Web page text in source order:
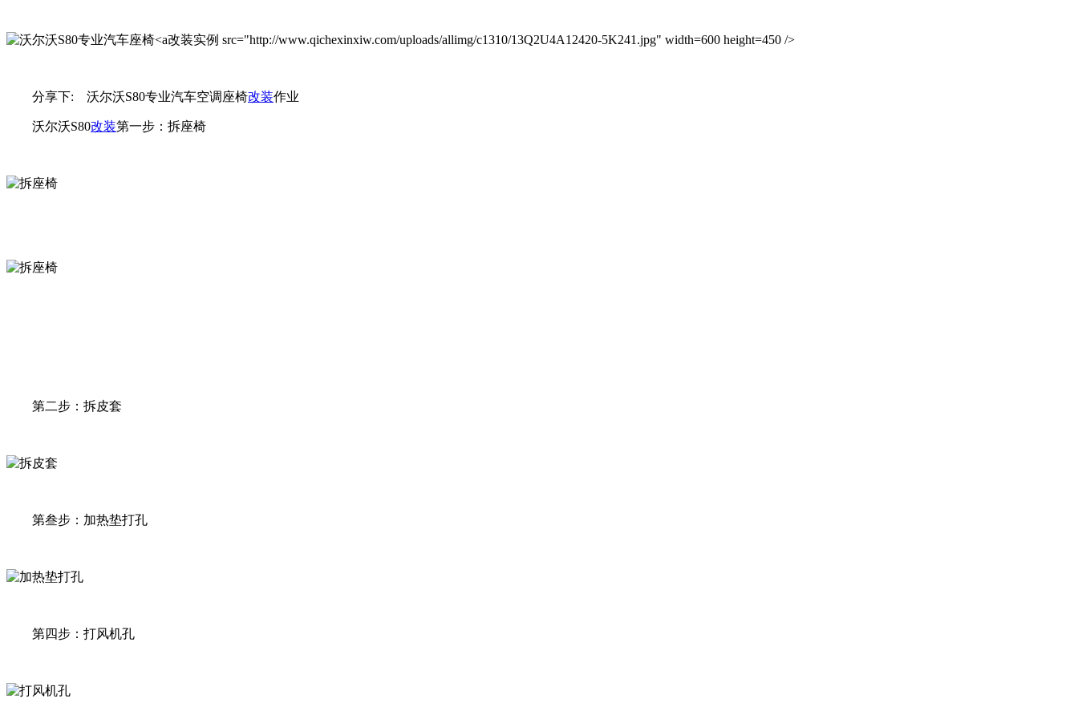
改装实例 src="http://www.qichexinxiw.com/uploads/allimg/c1310/13Q2U4A12420-5K241.jpg" width=600 height=450 />
分享下: 沃尔沃S80专业汽车空调座椅改装作业
沃尔沃S80改装第一步：拆座椅
第二步：拆皮套
第叁步：加热垫打孔
第四步：打风机孔